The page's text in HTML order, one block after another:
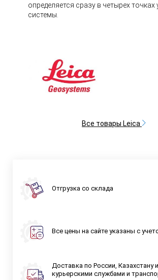
определяется сразу в четырех
системы.
Все товары Leica
Отгрузка со склада
Все цены на сайте указаны с
Доставка по России, Казахстану
курьерскими службами и